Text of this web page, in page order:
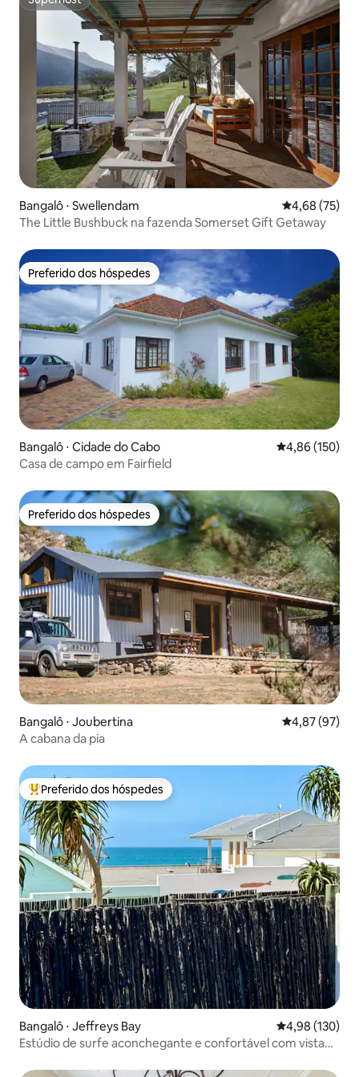
Superhost
Bangalô ⋅ Swellendam 4,68 de uma
4,68 (75)
The Little Bushbuck na fazenda Somerset Gift Getaway
Preferido dos hóspedes
Preferido dos hóspedes
Bangalô ⋅ Cidade do Cabo 4,86 de uma
4,86 (150)
Casa de campo em Fairfield
Preferido dos hóspedes
Preferido dos hóspedes
Bangalô ⋅ Joubertina 4,87 de uma
4,87 (97)
A cabana da pia
Entre os melhores preferidos dos hóspedes
Preferido dos hóspedes
Bangalô ⋅ Jeffreys Bay 4,98 de uma
4,98 (130)
Estúdio de surfe aconchegante e confortável com vista